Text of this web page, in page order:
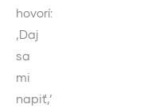
hovorí:
‚Daj
sa
mi
napiť,‘